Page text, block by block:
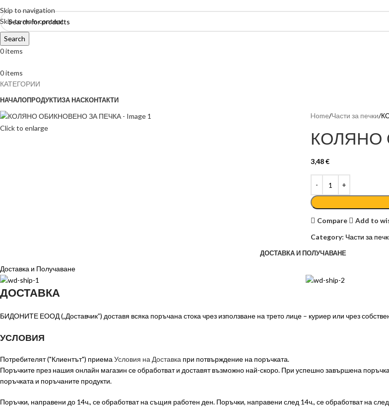
Skip to navigation
Skip to main content
Search
0items
0items
КАТЕГОРИИ
НАЧАЛОПРОДУКТИЗА НАСКОНТАКТИ
Click to enlarge
Home Части за печки
КОЛЯНО
3,48€
Compare
Add to
Category: Части за
ДОСТАВКА И ПОЛУЧАВАНЕ
Доставка и Получаване
ДОСТАВКА
БИДОНИТЕ ЕООД („Доставчик”) доставя всяка поръчана стока чрез използване на трето лице – куриер или чрез
УСЛОВИЯ
Потребителят ("Клиентът") приемаУсловия на Доставка при потвърждение на поръчката.
Поръчките през нашия онлайн магазин се обработват и доставят възможно най-скоро. При успешно завършена
поръчката и поръчаните продукти.
Поръчки, направени до 14ч., се обработват на същия работен ден. Поръчки, направени след 14ч., се обработват на